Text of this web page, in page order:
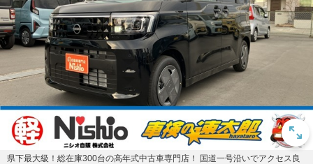
県下最大級！総在庫300台の高年式中古車専門店！ 国道一号沿いでアクセス良